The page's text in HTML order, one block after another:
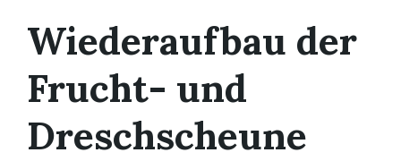
Wiederaufbau der
Frucht- und
Dreschscheune